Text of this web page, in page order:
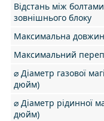
Відстань між
зовнішнього блоку
Максимальна
Максимальний
⌀ Діаметр газової
дюйм)
⌀ Діаметр рідинної
дюйм)